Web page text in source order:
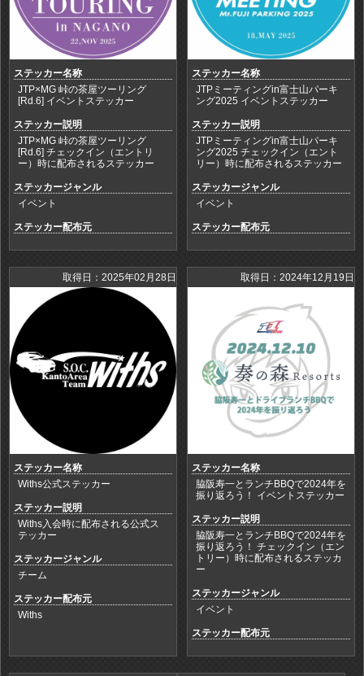
ステッカー名称
JTP×MG 峠の茶屋ツーリング
[Rd.6] イベントステッカー
ステッカー説明
JTP×MG 峠の茶屋ツーリング
[Rd.6] チェックイン（エントリ
ー）時に配布されるステッカー
ステッカージャンル
イベント
ステッカー配布元
ステッカー名称
JTPミーティングin富士山パーキ
ング2025 イベントステッカー
ステッカー説明
JTPミーティングin富士山パーキ
ング2025 チェックイン（エント
リー）時に配布されるステッカー
ステッカージャンル
イベント
ステッカー配布元
取得日：2025年02月28日
ステッカー名称
Withs公式ステッカー
ステッカー説明
Withs入会時に配布される公式ス
テッカー
ステッカージャンル
チーム
ステッカー配布元
Withs
取得日：2024年12月19日
ステッカー名称
脇阪寿一とランチBBQで2024年を
振り返ろう！ イベントステッカー
ステッカー説明
脇阪寿一とランチBBQで2024年を
振り返ろう！ チェックイン（エン
トリー）時に配布されるステッカ
ー
ステッカージャンル
イベント
ステッカー配布元